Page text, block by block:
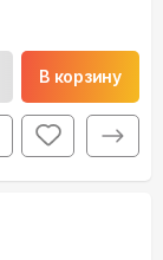
В корзину